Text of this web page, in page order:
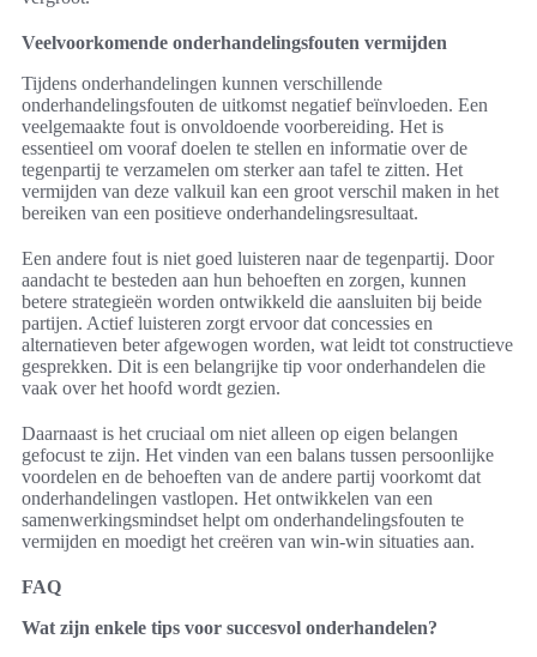
Veelvoorkomende onderhandelingsfouten vermijden
Tijdens onderhandelingen kunnen verschillende
onderhandelingsfouten de uitkomst negatief beïnvloeden. Een
veelgemaakte fout is onvoldoende voorbereiding. Het is
essentieel om vooraf doelen te stellen en informatie over de
tegenpartij te verzamelen om sterker aan tafel te zitten. Het
vermijden van deze valkuil kan een groot verschil maken in het
bereiken van een positieve onderhandelingsresultaat.
Een andere fout is niet goed luisteren naar de tegenpartij. Door
aandacht te besteden aan hun behoeften en zorgen, kunnen
betere strategieën worden ontwikkeld die aansluiten bij beide
partijen. Actief luisteren zorgt ervoor dat concessies en
alternatieven beter afgewogen worden, wat leidt tot constructieve
gesprekken. Dit is een belangrijke tip voor onderhandelen die
vaak over het hoofd wordt gezien.
Daarnaast is het cruciaal om niet alleen op eigen belangen
gefocust te zijn. Het vinden van een balans tussen persoonlijke
voordelen en de behoeften van de andere partij voorkomt dat
onderhandelingen vastlopen. Het ontwikkelen van een
samenwerkingsmindset helpt om onderhandelingsfouten te
vermijden en moedigt het creëren van win-win situaties aan.
FAQ
Wat zijn enkele tips voor succesvol onderhandelen?